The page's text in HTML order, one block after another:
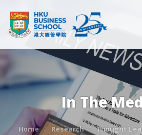
In The
Home Research Thought